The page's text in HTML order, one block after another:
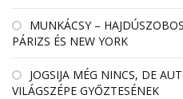
MUNKÁCSY –
PÁRIZS ÉS NEW YORK
JOGSIJA MÉG NINCS, DE
VILÁGSZÉPE GYŐZTESÉNEK